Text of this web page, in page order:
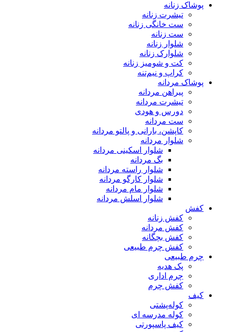
پوشاک زنانه
تیشرت زنانه
ست خانگی زنانه
ست زنانه
شلوار زنانه
شلوارک زنانه
کت و شومیز زنانه
کراپ و نیم‌تنه
پوشاک مردانه
پیراهن مردانه
تیشرت مردانه
دورس و هودی
ست مردانه
کاپشن، بارانی و پالتو مردانه
شلوار مردانه
شلوار اسکینی مردانه
بگ مردانه
شلوار راسته مردانه
شلوار کارگو مردانه
شلوار مام مردانه
شلوار اسلش مردانه
کفش
کفش زنانه
کفش مردانه
کفش بچگانه
کفش چرم طبیعی
چرم طبیعی
پک هدیه
چرم اداری
کفش چرم
کیف
کوله‌پشتی
کوله مدرسه ای
کیف پاسپورتی